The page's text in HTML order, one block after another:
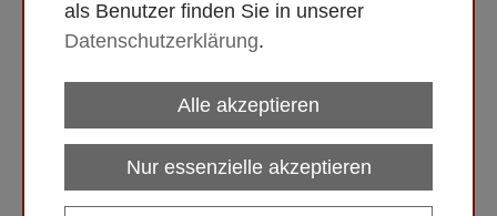
als Benutzer finden Sie in unserer
Datenschutzerklärung.
Alle akzeptieren
Nur essenzielle akzeptieren